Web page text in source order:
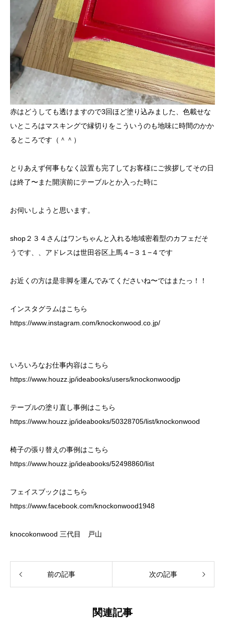
赤はどうしても透けますので3回ほど塗り込みました、色載せな
いところはマスキングで縁切りをこういうのも地味に時間のかか
るところです（＾＾）
とりあえず何事もなく設置も完了してお客様にご挨拶してその日
は終了〜また開演前にテーブルとか入った時に
お伺いしようと思います。
shop２３４さんはワンちゃんと入れる地域密着型のカフェだそ
うです、、アドレスは世田谷区上馬４−３１−４です
お近くの方は是非脚を運んでみてくださいね〜ではまたっ！！
インスタグラムはこちら
https://www.instagram.com/knockonwood.co.jp/
いろいろなお仕事内容はこちら
https://www.houzz.jp/ideabooks/users/knockonwoodjp
テーブルの塗り直し事例はこちら
https://www.houzz.jp/ideabooks/50328705/list/knockonwood
椅子の張り替えの事例はこちら
https://www.houzz.jp/ideabooks/52498860/list
フェイスブックはこちら
https://www.facebook.com/knockonwood1948
knocokonwood 三代目 戸山
前の記事 次の記事
関連記事